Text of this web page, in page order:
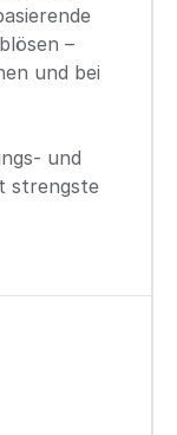
–
und bei
und
strengste